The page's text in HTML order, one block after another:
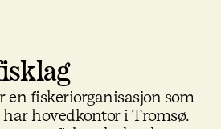
en fiskeriorganisasjon som
har hovedkontor i Tromsø.